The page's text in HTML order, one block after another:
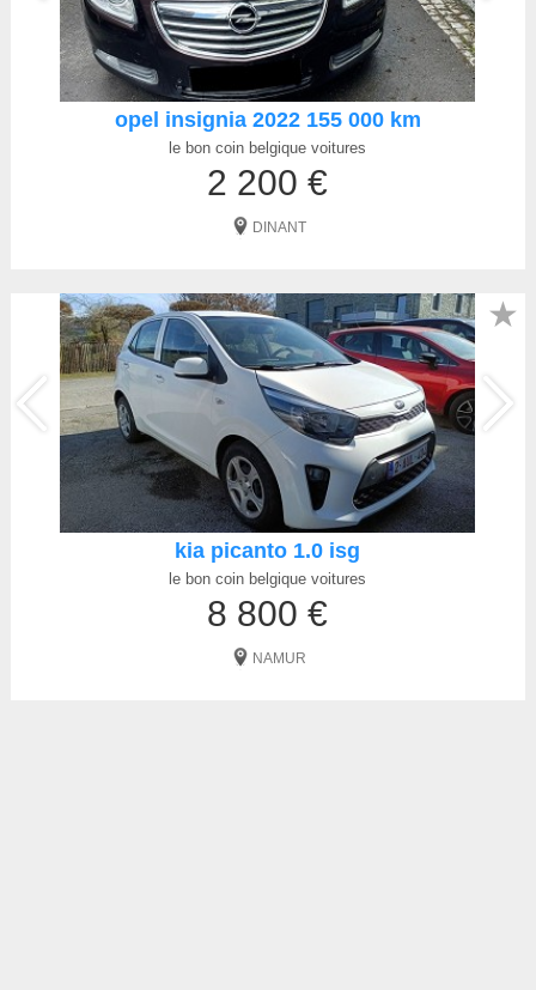
opel insignia 2022 155 000 km
le bon coin belgique voitures
2 200 €
DINANT
kia picanto 1.0 isg
le bon coin belgique voitures
8 800 €
NAMUR
★